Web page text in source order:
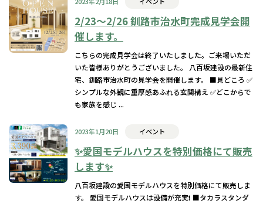
2/23〜2/26 釧路市治水町完成見学会開
催します。
こちらの完成見学会は終了いたしました。ご来場いただ
いた皆様ありがとうございました。 八百坂建設の最新住
宅、釧路市治水町の見学会を開催します。 ■見どころ ✅
シンプルな外観に重厚感あふれる玄関構え ✅どこからで
も家族を感じ ...
2023年1月20日 イベント
✨愛国モデルハウスを特別価格にて販売
します✨
八百坂建設の愛国モデルハウスを特別価格にて販売しま
す。 愛国モデルハウスは設備が充実❗️ ■タカラスタンダ